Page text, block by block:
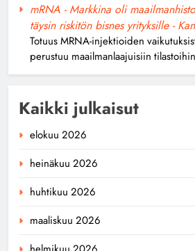
mRNA - Markkina oli
täysin riskitön bisnes yrityksille -
Totuus MRNA-injektioiden
perustuu maailmanlaajuisiin
Kaikki julkaisut
elokuu 2026
heinäkuu 2026
huhtikuu 2026
maaliskuu 2026